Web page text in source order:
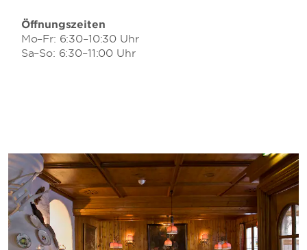
Öffnungszeiten
Mo–Fr: 6:30–10:30 Uhr
Sa–So: 6:30–11:00 Uhr